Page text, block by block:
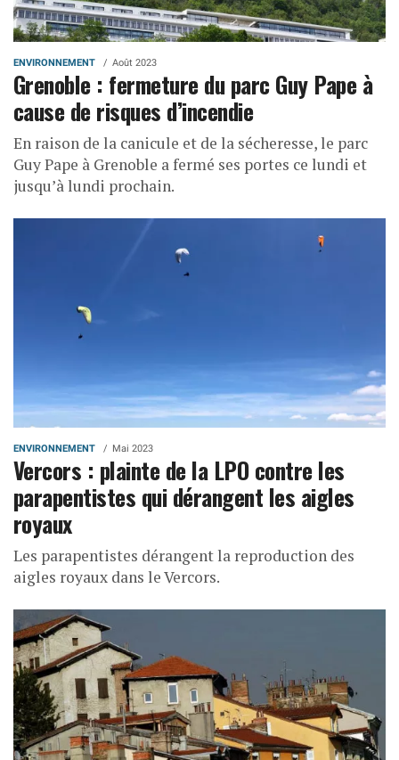
ENVIRONNEMENT Août 2023
Grenoble : fermeture du parc Guy Pape à
cause de risques d’incendie
En raison de la canicule et de la sécheresse, le parc
Guy Pape à Grenoble a fermé ses portes ce lundi et
jusqu’à lundi prochain.
ENVIRONNEMENT Mai 2023
Vercors : plainte de la LPO contre les
parapentistes qui dérangent les aigles
royaux
Les parapentistes dérangent la reproduction des
aigles royaux dans le Vercors.